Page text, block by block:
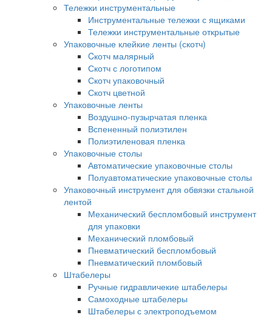
Тележки инструментальные
Инструментальные тележки с ящиками
Тележки инструментальные открытые
Упаковочные клейкие ленты (скотч)
Cкотч малярный
Скотч с логотипом
Скотч упаковочный
Скотч цветной
Упаковочные ленты
Воздушно-пузырчатая пленка
Вспененный полиэтилен
Полиэтиленовая пленка
Упаковочные столы
Автоматические упаковочные столы
Полуавтоматические упаковочные столы
Упаковочный инструмент для обвязки стальной
лентой
Механический беспломбовый инструмент
для упаковки
Механический пломбовый
Пневматический беспломбовый
Пневматический пломбовый
Штабелеры
Ручные гидравличекие штабелеры
Самоходные штабелеры
Штабелеры с электроподъемом